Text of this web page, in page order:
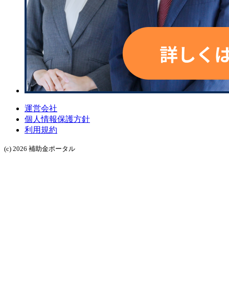
運営会社
個人情報保護方針
利用規約
(c) 2026 補助金ポータル